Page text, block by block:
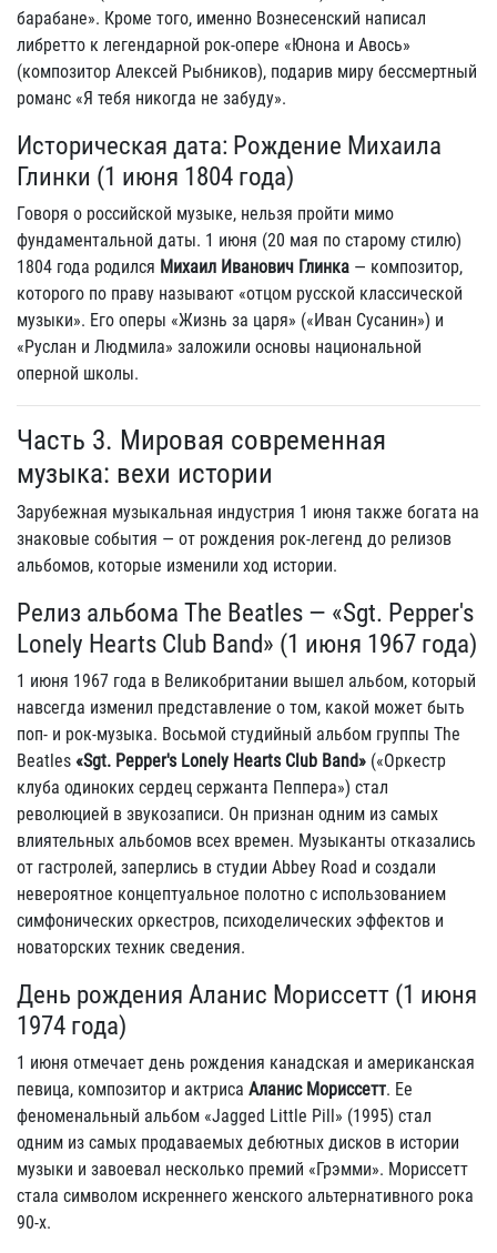
барабане». Кроме того, именно Вознесенский написал
либретто к легендарной рок-опере «Юнона и Авось»
(композитор Алексей Рыбников), подарив миру бессмертный
романс «Я тебя никогда не забуду».
Историческая дата: Рождение Михаила
Глинки (1 июня 1804 года)
Говоря о российской музыке, нельзя пройти мимо
фундаментальной даты. 1 июня (20 мая по старому стилю)
1804 года родился Михаил Иванович Глинка — композитор,
которого по праву называют «отцом русской классической
музыки». Его оперы «Жизнь за царя» («Иван Сусанин») и
«Руслан и Людмила» заложили основы национальной
оперной школы.
Часть 3. Мировая современная
музыка: вехи истории
Зарубежная музыкальная индустрия 1 июня также богата на
знаковые события — от рождения рок-легенд до релизов
альбомов, которые изменили ход истории.
Релиз альбома The Beatles — «Sgt. Pepper's
Lonely Hearts Club Band» (1 июня 1967 года)
1 июня 1967 года в Великобритании вышел альбом, который
навсегда изменил представление о том, какой может быть
поп- и рок-музыка. Восьмой студийный альбом группы The
Beatles «Sgt. Pepper's Lonely Hearts Club Band» («Оркестр
клуба одиноких сердец сержанта Пеппера») стал
революцией в звукозаписи. Он признан одним из самых
влиятельных альбомов всех времен. Музыканты отказались
от гастролей, заперлись в студии Abbey Road и создали
невероятное концептуальное полотно с использованием
симфонических оркестров, психоделических эффектов и
новаторских техник сведения.
День рождения Аланис Мориссетт (1 июня
1974 года)
1 июня отмечает день рождения канадская и американская
певица, композитор и актриса Аланис Мориссетт. Ее
феноменальный альбом «Jagged Little Pill» (1995) стал
одним из самых продаваемых дебютных дисков в истории
музыки и завоевал несколько премий «Грэмми». Мориссетт
стала символом искреннего женского альтернативного рока
90-х.